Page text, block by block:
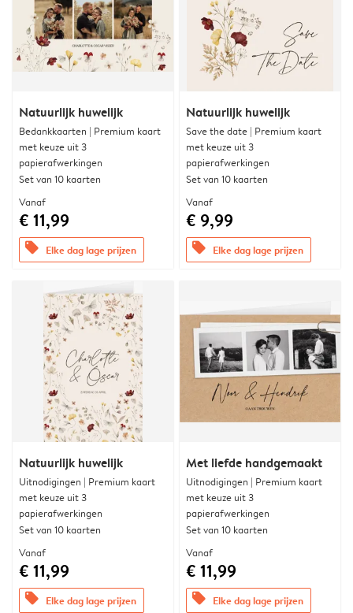
Natuurlijk huwelijk
Bedankkaarten | Premium kaart
met keuze uit 3
papierafwerkingen
Set van 10 kaarten
Vanaf
€ 11,99
offers Elke dag lage prijzen
Natuurlijk huwelijk
Save the date | Premium kaart
met keuze uit 3
papierafwerkingen
Set van 10 kaarten
Vanaf
€ 9,99
offers Elke dag lage prijzen
Natuurlijk huwelijk
Uitnodigingen | Premium kaart
met keuze uit 3
papierafwerkingen
Set van 10 kaarten
Vanaf
€ 11,99
offers Elke dag lage prijzen
Met liefde handgemaakt
Uitnodigingen | Premium kaart
met keuze uit 3
papierafwerkingen
Set van 10 kaarten
Vanaf
€ 11,99
offers Elke dag lage prijzen